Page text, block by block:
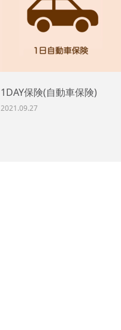
1DAY保険(自動車保険)
2021.09.27